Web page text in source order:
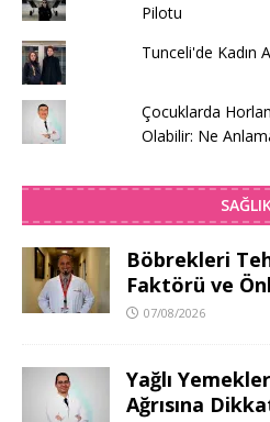
Pilotu
Tunceli'de Kadın
Çocuklarda
Olabilir: Ne
Böbrekleri
Faktörü ve
07/08/2026
Yağlı
Ağrısına